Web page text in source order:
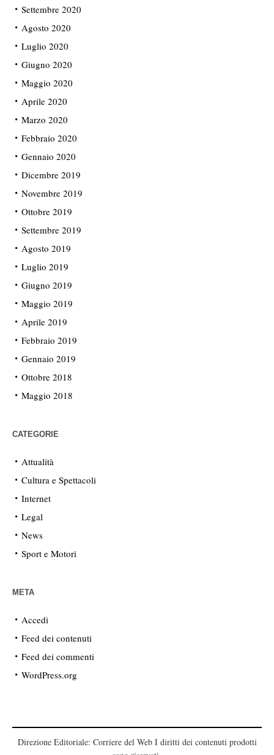
Settembre 2020
Agosto 2020
Luglio 2020
Giugno 2020
Maggio 2020
Aprile 2020
Marzo 2020
Febbraio 2020
Gennaio 2020
Dicembre 2019
Novembre 2019
Ottobre 2019
Settembre 2019
Agosto 2019
Luglio 2019
Giugno 2019
Maggio 2019
Aprile 2019
Febbraio 2019
Gennaio 2019
Ottobre 2018
Maggio 2018
CATEGORIE
Attualità
Cultura e Spettacoli
Internet
Legal
News
Sport e Motori
META
Accedi
Feed dei contenuti
Feed dei commenti
WordPress.org
Direzione Editoriale: Corriere del Web I diritti dei contenuti prodotti